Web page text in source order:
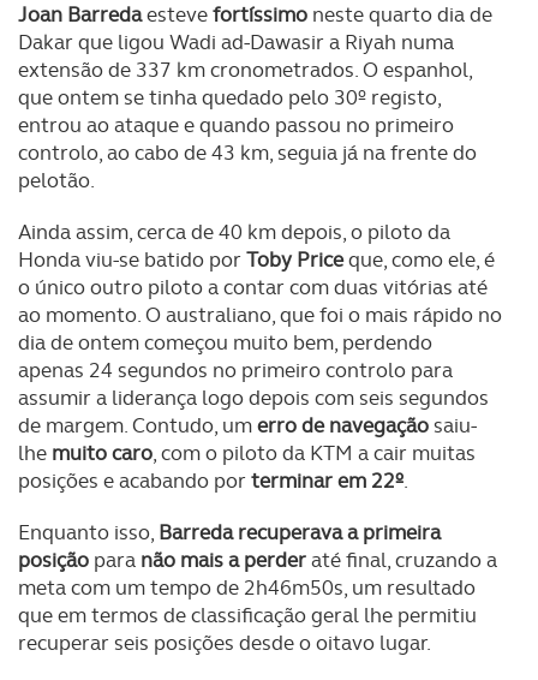
Joan Barredaestevefortíssimo neste quarto dia de
Dakar que ligou Wadi ad-Dawasir a Riyah numa
extensão de 337 km cronometrados. O espanhol,
que ontem se tinha quedado pelo 30º registo,
entrou ao ataque e quando passou no primeiro
controlo, ao cabo de 43 km, seguia já na frente do
pelotão.
Ainda assim, cerca de 40 km depois, o piloto da
Honda viu-se batido porToby Priceque, como ele, é
o único outro piloto a contar com duas vitórias até
ao momento. O australiano, que foi o mais rápido no
dia de ontem começou muito bem, perdendo
apenas 24 segundos no primeiro controlo para
assumir a liderança logo depois com seis segundos
de margem. Contudo, umerro de navegaçãosaiu-
lhe muito caro, com o piloto da KTM a cair muitas
posições e acabando porterminar em 22º.
Enquanto isso, Barreda recuperava a primeira
posição para não mais a perderaté final, cruzando a
meta com um tempo de 2h46m50s, um resultado
que em termos de classificação geral lhe permitiu
recuperar seis posições desde o oitavo lugar.